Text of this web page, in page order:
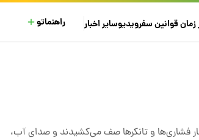
زمانقوانین سفرویدیوسایراخبار راهنماتو
فشاری‌ها و تانکرها صف می‌کشیدند و صدای آب،